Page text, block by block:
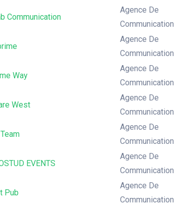
Communication
Agence De
Communication
Agence De
Communication
Way
Agence De
Communication
West
Agence De
Communication
Agence De
Communication
EVENTS
Agence De
Communication
Pub
Agence De
Communication